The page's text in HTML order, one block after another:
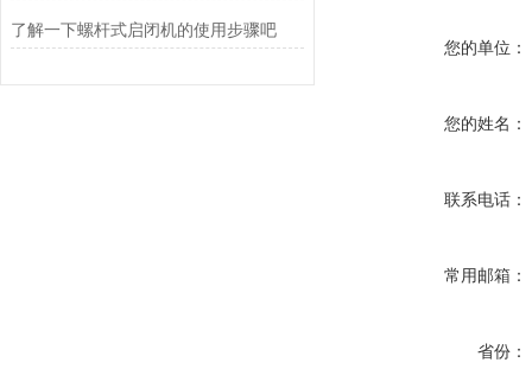
了解一下螺杆式启闭机的使用步骤吧
您的单位：
您的姓名：
联系电话：
常用邮箱：
省份：